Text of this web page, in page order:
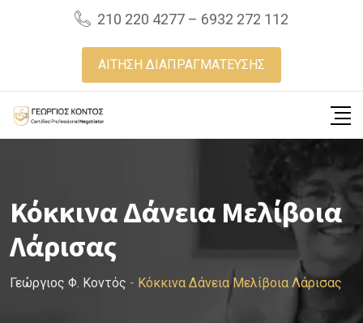
210 220 4277 – 6932 272 112
ΑΙΤΗΣΗ ΔΙΑΠΡΑΓΜΑΤΕΥΣΗΣ
Κόκκινα Δάνεια Μελίβοια
Λάρισας
Γεώργιος Φ. Κοντός - Κόκκινα Δάνεια Μελίβοια Λάρισας